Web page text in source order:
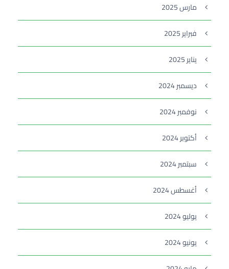
مارس 2025
فبراير 2025
يناير 2025
ديسمبر 2024
نوفمبر 2024
أكتوبر 2024
سبتمبر 2024
أغسطس 2024
يوليو 2024
يونيو 2024